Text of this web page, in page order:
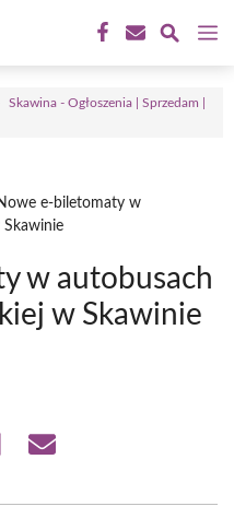
Skawina - Ogłoszenia | Sprzedam |
e-biletomaty w
w autobusach
w Skawinie
Share